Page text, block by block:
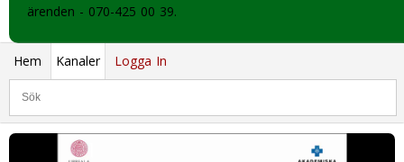
ärenden - 070-425 00 39.
Hem Kanaler Logga In